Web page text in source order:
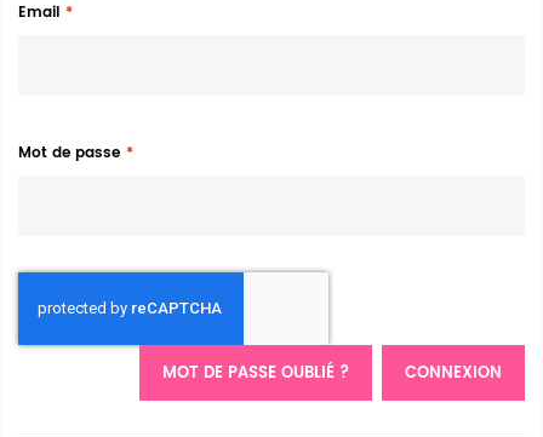
Email
Mot de passe
CONNEXION
MOT DE PASSE OUBLIÉ ?